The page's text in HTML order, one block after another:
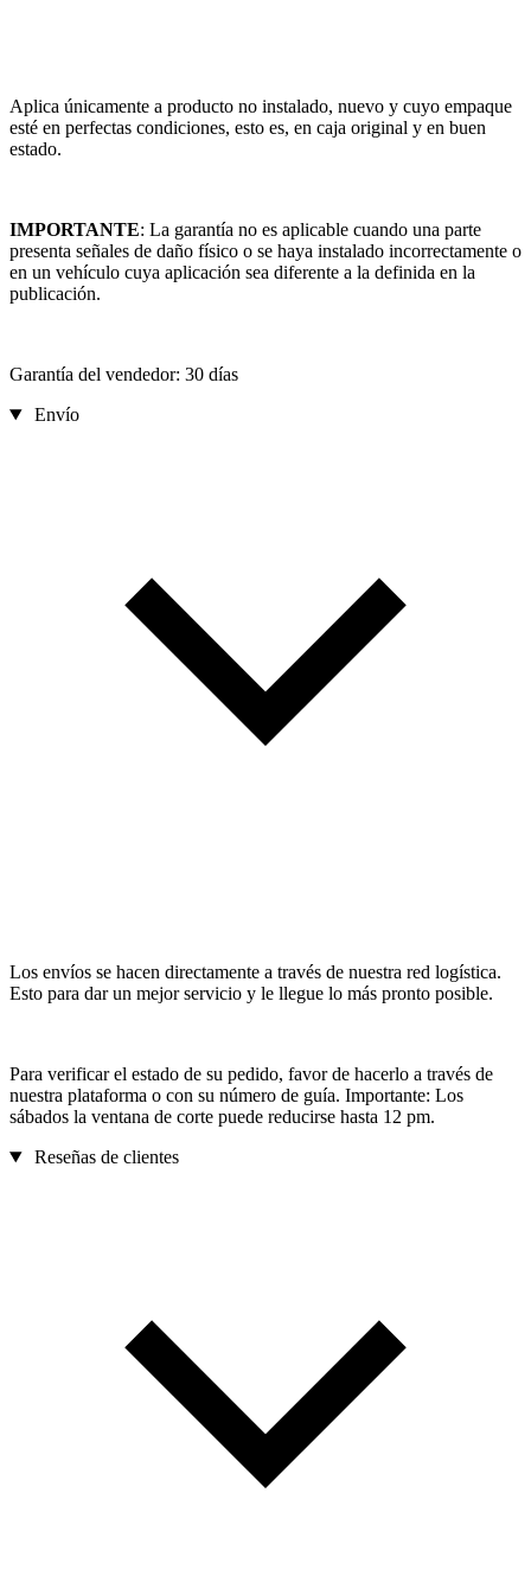
Aplica únicamente a producto no instalado, nuevo y cuyo empaque
esté en perfectas condiciones, esto es, en caja original y en buen
estado.
IMPORTANTE: La garantía no es aplicable cuando una parte
presenta señales de daño físico o se haya instalado incorrectamente o
en un vehículo cuya aplicación sea diferente a la definida en la
publicación.
Garantía del vendedor: 30 días
Envío
Los envíos se hacen directamente a través de nuestra red logística.
Esto para dar un mejor servicio y le llegue lo más pronto posible.
Para verificar el estado de su pedido, favor de hacerlo a través de
nuestra plataforma o con su número de guía. Importante: Los
sábados la ventana de corte puede reducirse hasta 12 pm.
Reseñas de clientes